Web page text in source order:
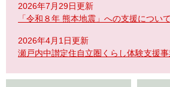
2026年7月29日更新
「令和８年 熊本地震」への支援について
2026年4月1日更新
瀬戸内中讃定住自立圏くらし体験支援